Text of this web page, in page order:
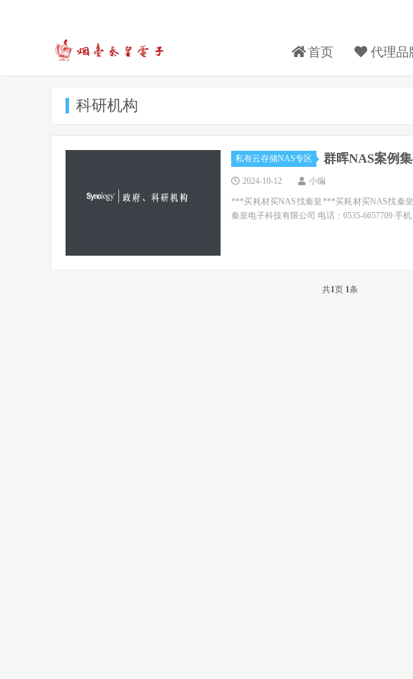
首页 代理品
科研机构
私有云存储NAS专区 群晖NAS案例
2024-10-12 小编
***买耗材买NAS找秦皇***买耗材买NAS找秦
秦皇电子科技有限公司 电话：0535-6657709 手机
共1页 1条